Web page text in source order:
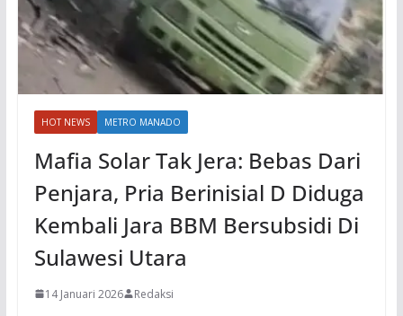
HOT NEWS METRO MANADO
Mafia Solar Tak Jera: Bebas Dari
Penjara, Pria Berinisial D Diduga
Kembali Jara BBM Bersubsidi Di
Sulawesi Utara
14 Januari 2026 Redaksi